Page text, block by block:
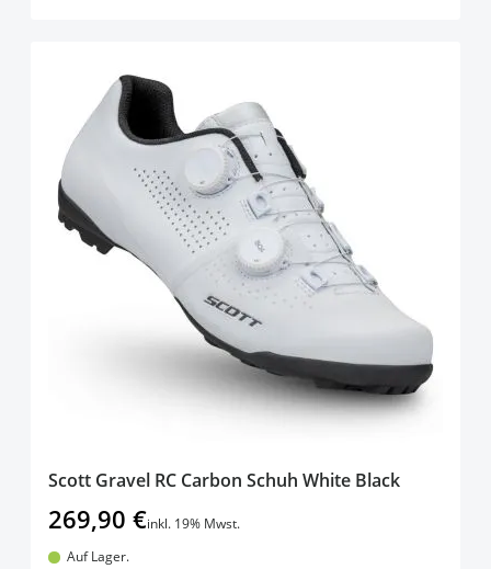
Scott Gravel RC Carbon Schuh White Black
269,90 €inkl. 19% Mwst.
Auf Lager.